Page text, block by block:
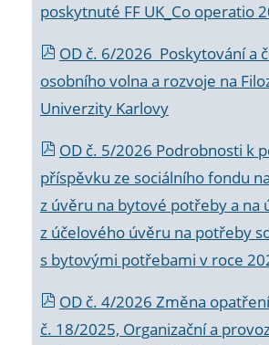
poskytnuté FF UK_Co operatio
OD č. 6/2026 Poskytování a
osobního volna a rozvoje na
Univerzity Karlovy
OD č. 5/2026 Podrobnosti k
příspěvku ze sociálního fondu
z úvěru na bytové potřeby a na
z účelového úvěru na potřeby
s bytovými potřebami v roce
OD č. 4/2026 Změna
č. 18/2025, Organizační a